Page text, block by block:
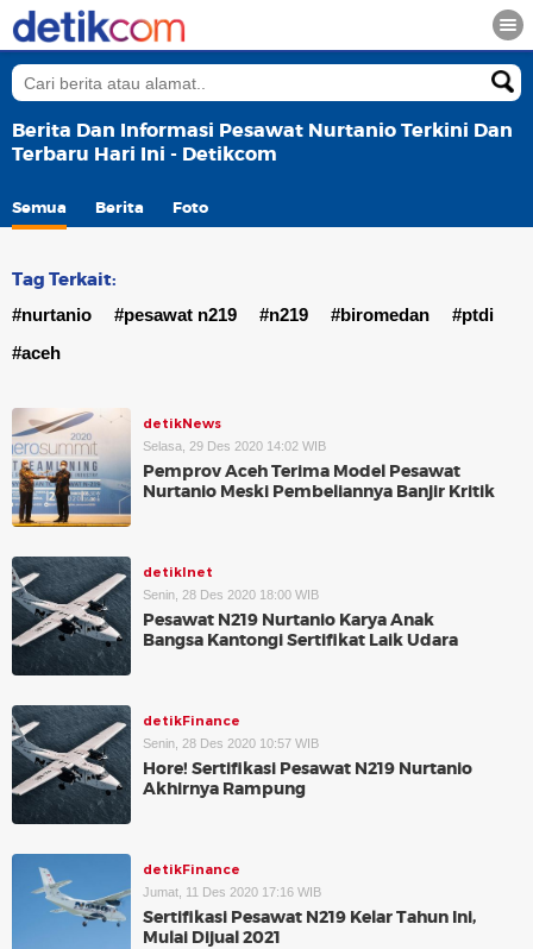
Berita Dan Informasi Pesawat Nurtanio Terkini Dan
Terbaru Hari Ini - Detikcom
Semua Berita Foto
Tag Terkait:
#nurtanio #pesawat n219 #n219 #biromedan
#ptdi
#aceh
detikNews
Selasa, 29 Des 2020 14:02 WIB
Pemprov Aceh Terima Model Pesawat
Nurtanio Meski Pembeliannya Banjir Kritik
detikInet
Senin, 28 Des 2020 18:00 WIB
Pesawat N219 Nurtanio Karya Anak
Bangsa Kantongi Sertifikat Laik Udara
detikFinance
Senin, 28 Des 2020 10:57 WIB
Hore! Sertifikasi Pesawat N219 Nurtanio
Akhirnya Rampung
detikFinance
Jumat, 11 Des 2020 17:16 WIB
Sertifikasi Pesawat N219 Kelar Tahun Ini,
Mulai Dijual 2021